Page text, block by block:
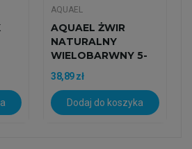
AQUAEL
AQUAEL ŻWIR
NATURALNY
WIELOBARWNY 5-
10MM 10KG
38,89 zł
Dodaj do koszyka